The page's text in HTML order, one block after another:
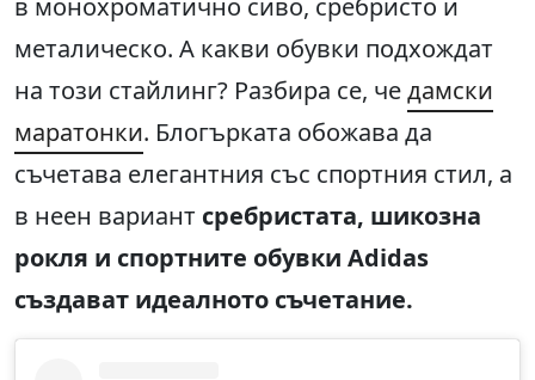
в монохроматично сиво, сребристо и
металическо. А какви обувки подхождат
на този стайлинг? Разбира се, чедамски
маратонки. Блогърката обожава да
съчетава елегантния със спортния стил, а
в неен вариант сребристата, шикозна
рокля и спортните обувки Adidas
създават идеалното съчетание.